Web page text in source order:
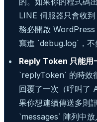
LINE 伺服器只會收
務必開啟 WordPress
寫進 `debug.log`，不
Reply Token 只能用
`replyToken` 的時效
回覆了一次（呼叫了
果你想連續傳送多則
`messages` 陣列中